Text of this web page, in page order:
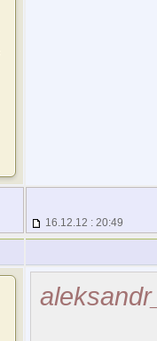
16.12.12 : 20:49